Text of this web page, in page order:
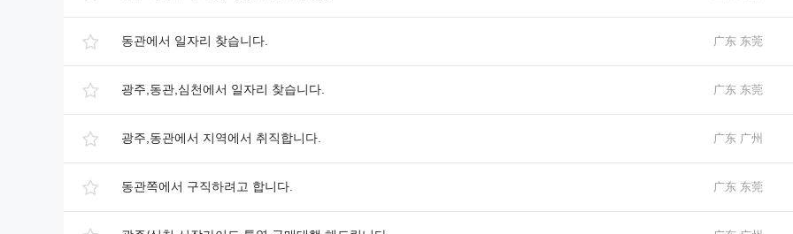
동관에서 일자리 찾습니다. 广东 东莞
광주,동관,심천에서 일자리 찾습니다. 广东 东莞
광주,동관에서 지역에서 취직합니다. 广东 广州
동관쪽에서 구직하려고 합니다. 广东 东莞